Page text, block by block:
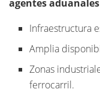
agentes
Infraestructura
Amplia
Zonas
ferrocarril.